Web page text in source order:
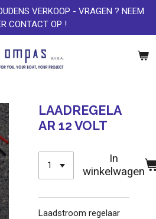
VERKOOP - VRAGEN ? NEEM
CONTACT OP !
LAADREGELA
AR 12 VOLT
In
winkelwagen
Laadstroom regelaar